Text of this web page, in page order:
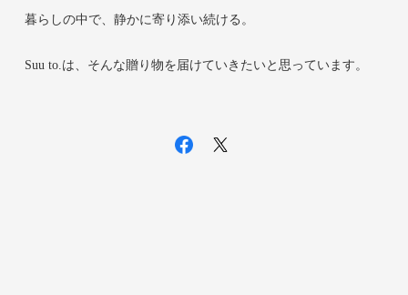
暮らしの中で、静かに寄り添い続ける。
Suu to.は、そんな贈り物を届けていきたいと思っています。